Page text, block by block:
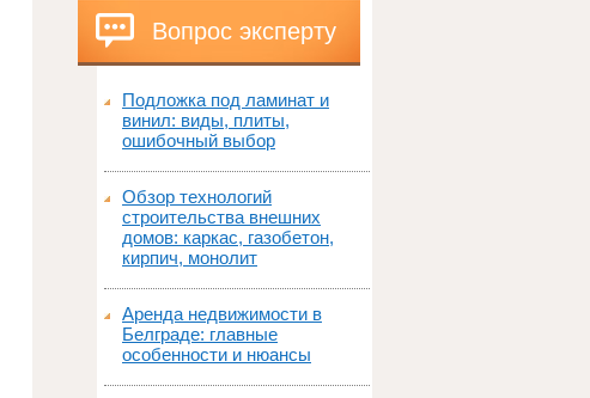
Вопрос эксперту
Подложка под ламинат и
винил: виды, плиты,
ошибочный выбор
Обзор технологий
строительства внешних
домов: каркас, газобетон,
кирпич, монолит
Аренда недвижимости в
Белграде: главные
особенности и нюансы